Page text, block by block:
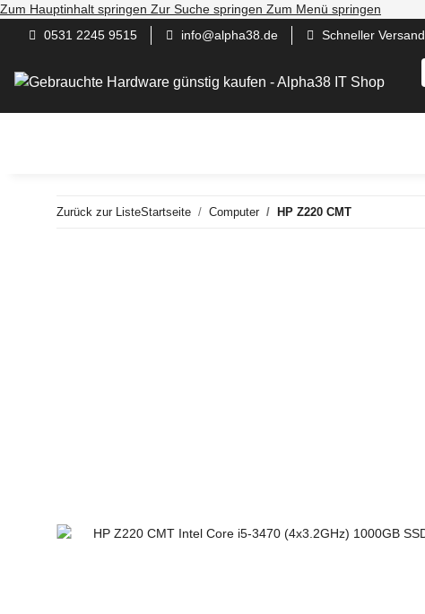
Zum Hauptinhalt springen Zur Suche springen Zum Menü springen
0531 2245 9515 info@alpha38.de
Schneller Versand
Zurück zur ListeStartseite Computer HP Z220 CMT